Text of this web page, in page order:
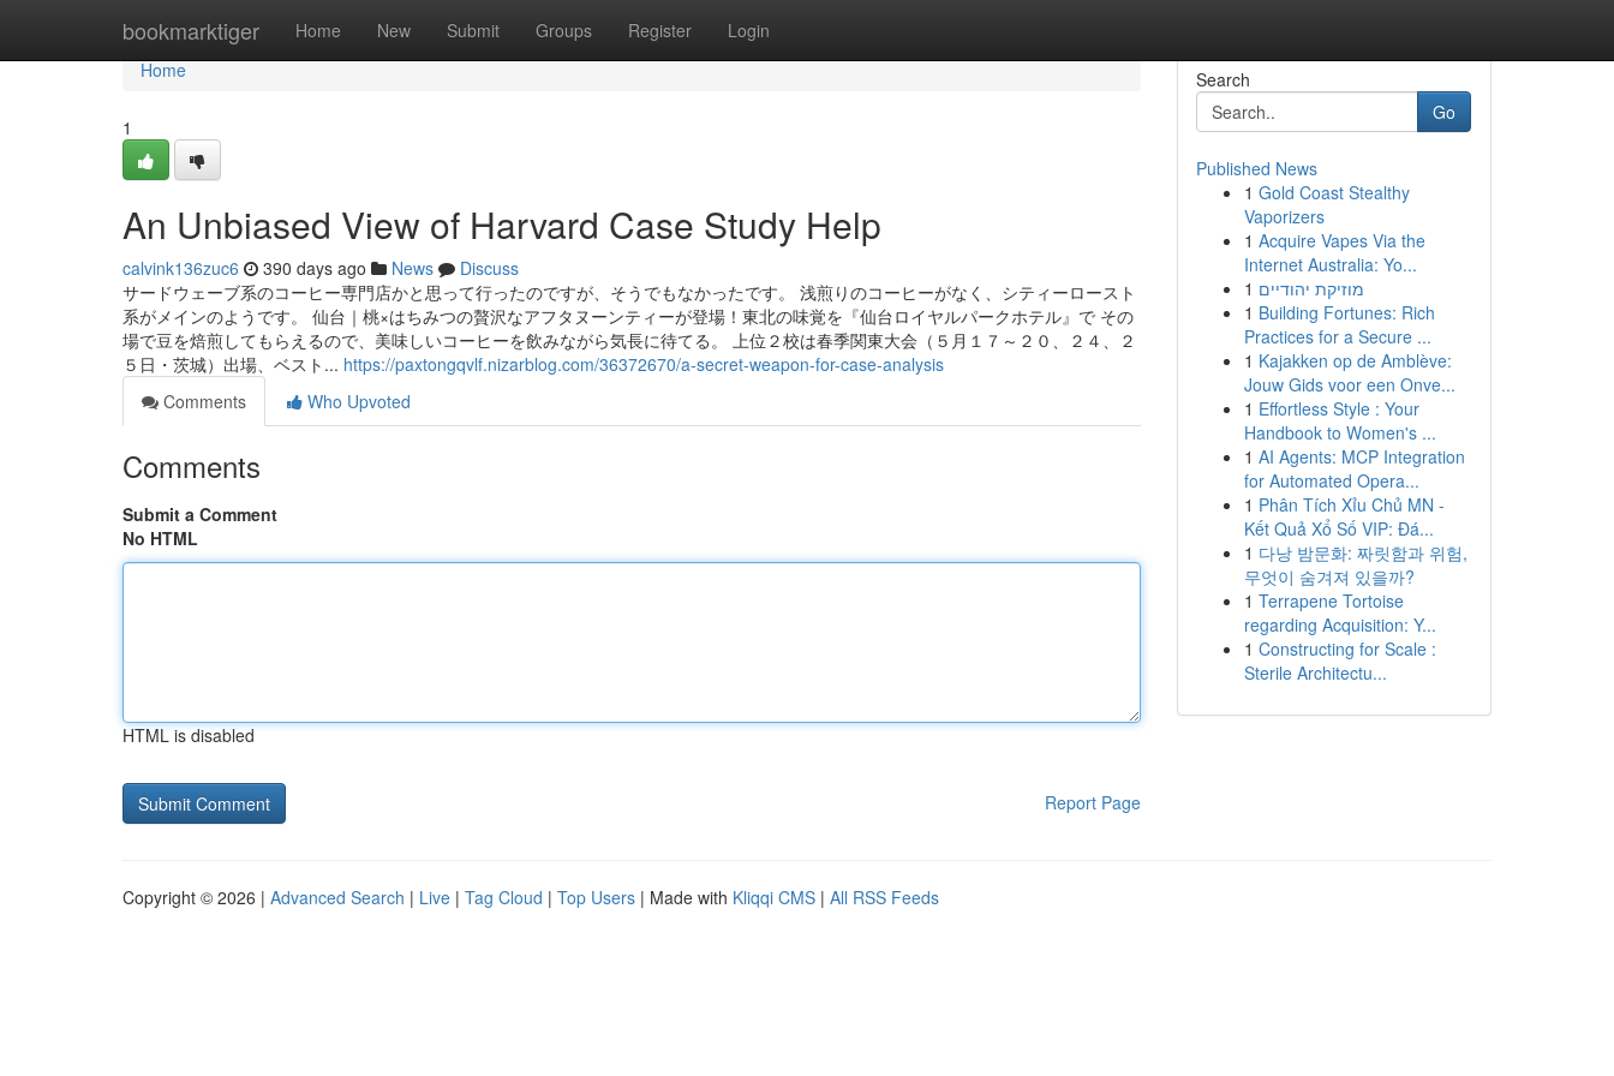
bookmarktiger Home New Submit Groups Register Login
Home
Home
1
An Unbiased View of Harvard Case Study Help
calvink136zuc6 390 days ago News
Discuss
サードウェーブ系のコーヒー専門店かと思って行ったのですが、そうでもなかったです。 浅煎りのコーヒーがなく、シティーロースト
系がメインのようです。 仙台｜桃×はちみつの贅沢なアフタヌーンティーが登場！東北の味覚を『仙台ロイヤルパークホテル』で その
場で豆を焙煎してもらえるので、美味しいコーヒーを飲みながら気長に待てる。 上位２校は春季関東大会（５月１７～２０、２４、２
５日・茨城）出場、ベスト... https://paxtongqvlf.nizarblog.com/36372670/a-secret-weapon-for-case-analysis
Comments
Who Upvoted
Comments
Submit a Comment
No HTML
HTML is disabled
Report Page
Search
Go
Published News
1 Gold Coast Stealthy
Vaporizers
1 Acquire Vapes Via the
Internet Australia: Yo...
1 מוזיקת יהודיים
1 Building Fortunes: Rich
Practices for a Secure ...
1 Kajakken op de Amblève:
Jouw Gids voor een Onve...
1 Effortless Style : Your
Handbook to Women's ...
1 AI Agents: MCP Integration
for Automated Opera...
1 Phân Tích Xỉu Chủ MN -
Kết Quả Xổ Số VIP: Đá...
1 다낭 밤문화: 짜릿함과 위험,
무엇이 숨겨져 있을까?
1 Terrapene Tortoise
regarding Acquisition: Y...
1 Constructing for Scale :
Sterile Architectu...
Copyright © 2026 | Advanced Search | Live | Tag Cloud | Top Users | Made with Kliqqi CMS | All RSS Feeds